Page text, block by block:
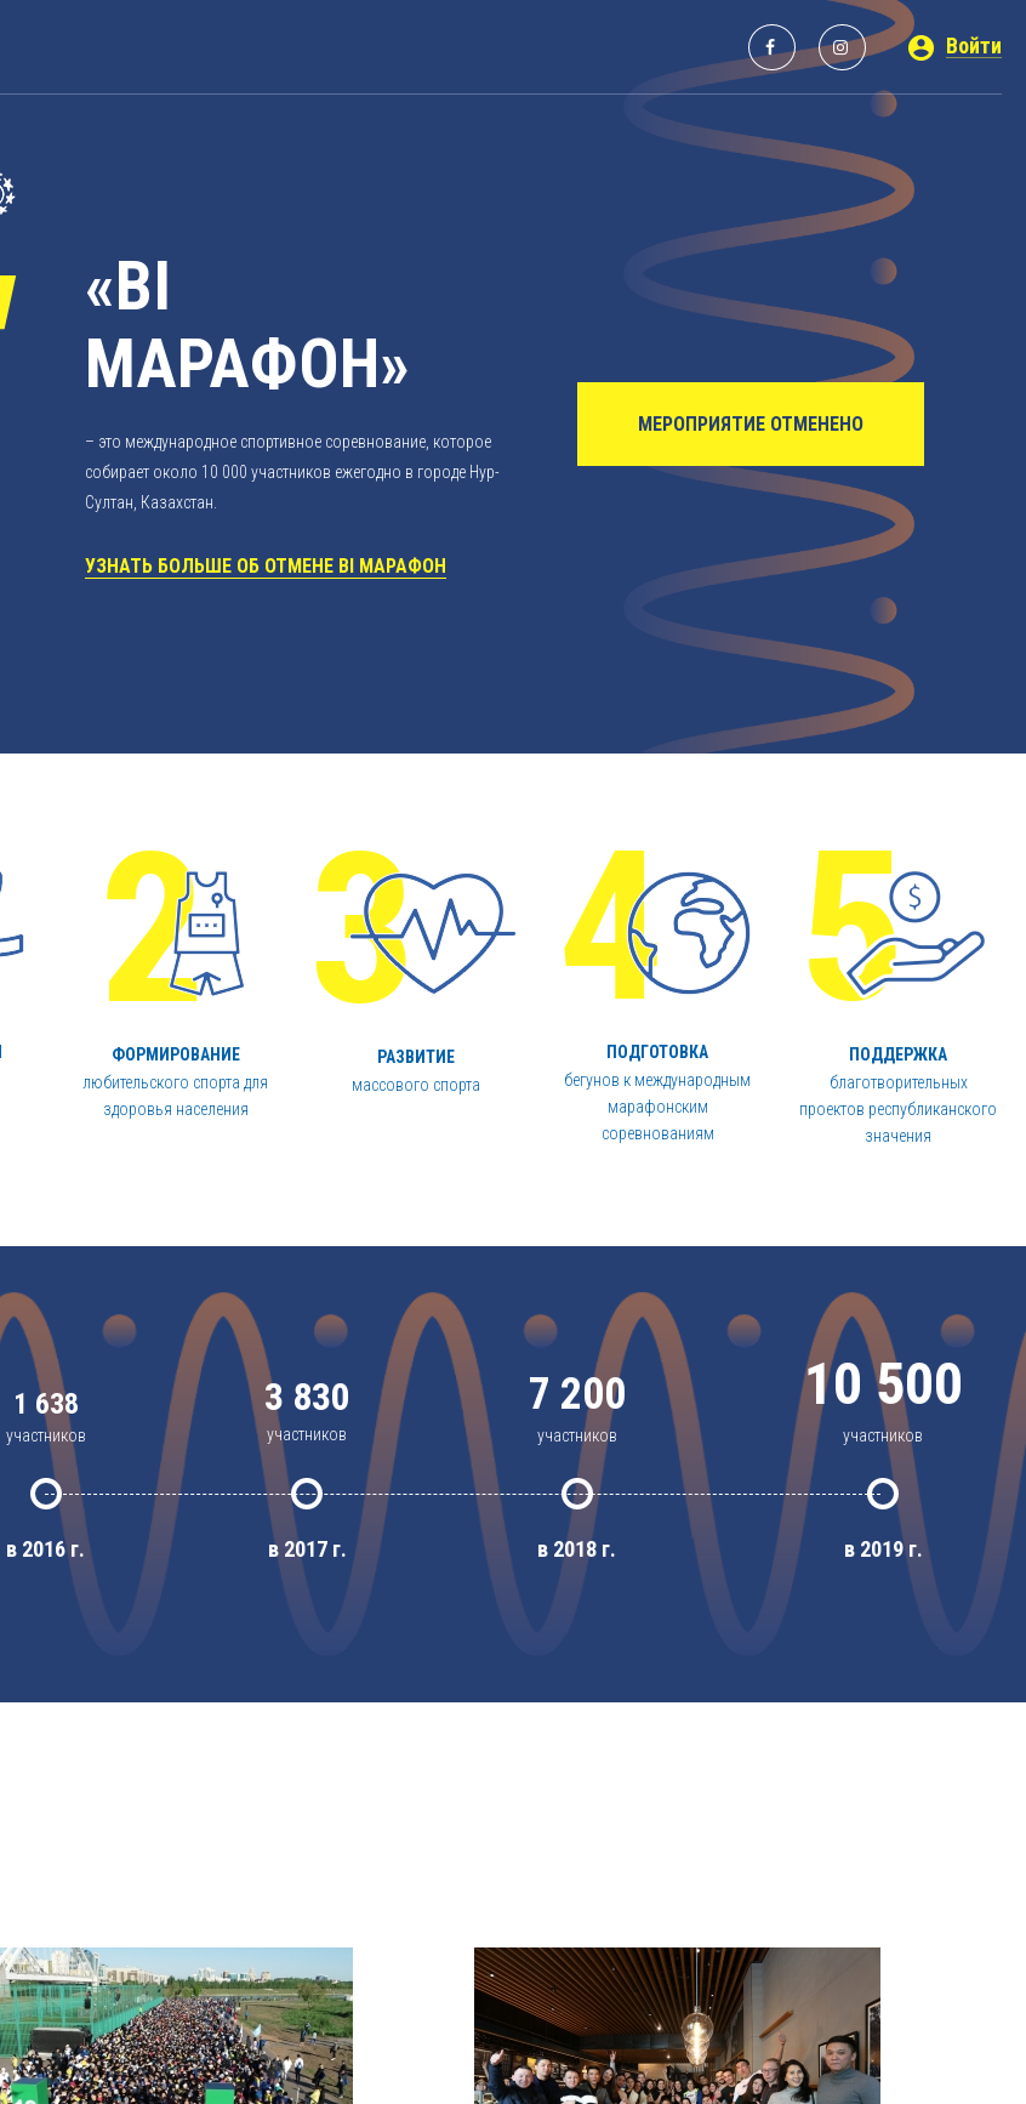
Войти
«BI
МАРАФОН»
– это международное спортивное соревнование, которое
собирает около 10 000 участников ежегодно в городе Нур-
Султан, Казахстан.
УЗНАТЬ БОЛЬШЕ ОБ ОТМЕНЕ BI МАРАФОН
МЕРОПРИЯТИЕ ОТМЕНЕНО
ФОРМИРОВАНИЕ
любительского спорта для
здоровья населения
РАЗВИТИЕ
массового спорта
ПОДГОТОВКА
бегунов к международным
марафонским
соревнованиям
ПОДДЕРЖКА
благотворительных
проектов республиканского
значения
1 638
участников
в 2016 г.
3 830
участников
в 2017 г.
7 200
участников
в 2018 г.
10 500
участников
в 2019 г.